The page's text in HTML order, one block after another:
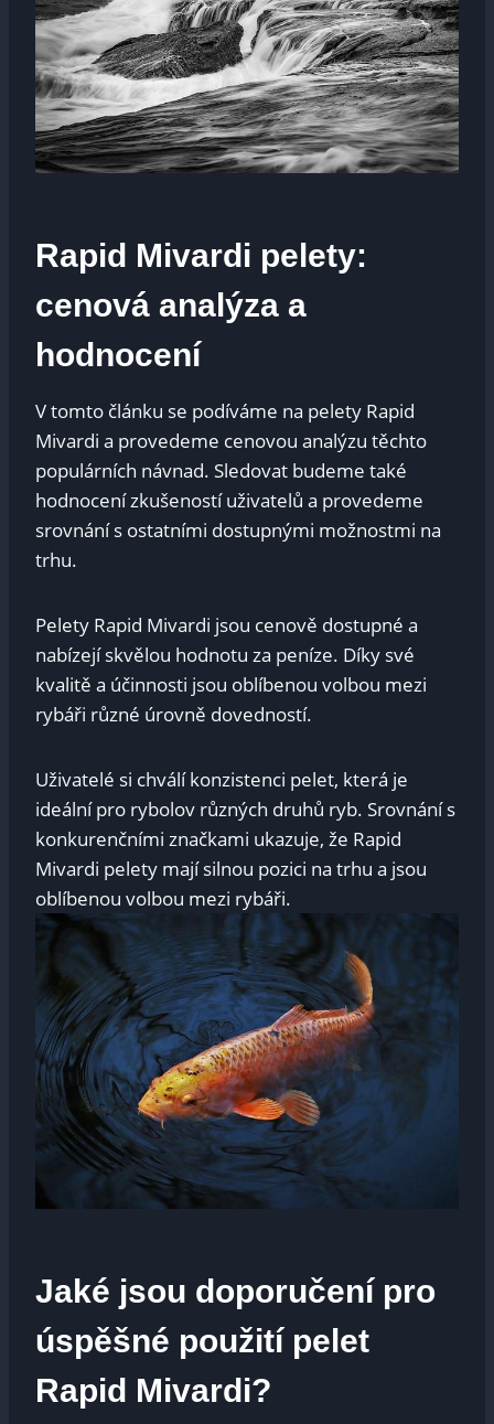
Rapid​ Mivardi pelety:
cenová ⁣analýza ⁣a
hodnocení
V tomto ​článku se ⁢podíváme na pelety Rapid
Mivardi a provedeme ⁤cenovou⁣ analýzu těchto
populárních⁢ návnad. Sledovat budeme také⁢
hodnocení⁢ zkušeností uživatelů⁣ a provedeme
srovnání s ⁤ostatními‌ dostupnými možnostmi ⁢na
trhu.
Pelety Rapid ‌Mivardi jsou ⁣cenově dostupné a
‌nabízejí skvělou hodnotu za peníze.⁢ Díky své
kvalitě a účinnosti jsou ‌oblíbenou volbou mezi
⁣rybáři‌ různé úrovně dovedností. ⁢
Uživatelé si chválí konzistenci⁣ pelet, která je
ideální pro rybolov různých druhů ​ryb. Srovnání ⁣s⁤
konkurenčními značkami ukazuje, ⁢že​ Rapid
Mivardi ⁢pelety mají silnou ​pozici na trhu a jsou
oblíbenou volbou mezi rybáři.
Jaké jsou doporučení pro
úspěšné ​použití ⁣pelet
Rapid Mivardi?